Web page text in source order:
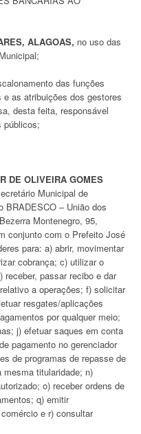
ALAGOAS, no uso das
das funções
as atribuições dos gestores
desta feita, responsável
públicos;
DE OLIVEIRA GOMES
Municipal de
BRADESCO – União dos
Montenegro, 95,
conjunto com o Prefeito José
para: a) abrir, movimentar
cobrança; c) utilizar o
passar recibo e dar
a operações; f) solicitar
resgates/aplicações
por qualquer meio;
j) efetuar saques em conta
pagamento no gerenciador
de programas de repasse de
mesma titularidade; n)
o) receber ordens de
q) emitir
e r) consultar